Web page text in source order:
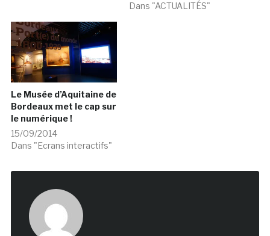
Dans "ACTUALITÉS"
Le Musée d’Aquitaine de
Bordeaux met le cap sur
le numérique !
15/09/2014
Dans "Ecrans interactifs"